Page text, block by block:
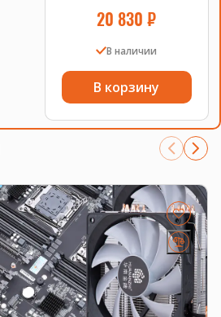
20 830₽
В наличии
В корзину